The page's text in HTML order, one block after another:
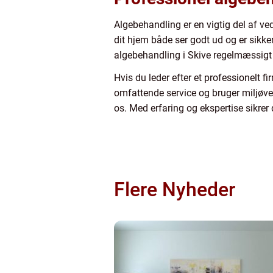
Algebehandling er en vigtig del af
dit hjem både ser godt ud og er
algebehandling i Skive
Hvis du leder efter et professionelt
omfattende service og bruger
os. Med erfaring og ekspertise
Flere Nyheder